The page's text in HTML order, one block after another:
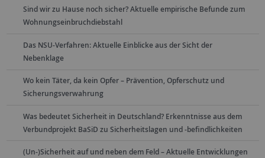
Sind wir zu Hause noch sicher? Aktuelle empirische Befunde zum
Wohnungseinbruchdiebstahl
Das NSU-Verfahren: Aktuelle Einblicke aus der Sicht der
Nebenklage
Wo kein Täter, da kein Opfer – Prävention, Opferschutz und
Sicherungsverwahrung
Was bedeutet Sicherheit in Deutschland? Erkenntnisse aus dem
Verbundprojekt BaSiD zu Sicherheitslagen und -befindlichkeiten
(Un-)Sicherheit auf und neben dem Feld – Aktuelle Entwicklungen